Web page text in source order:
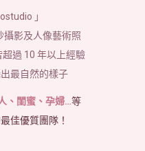
」
攝影及人像藝術照
過 10 年以上經驗
最自然的樣子
、閨蜜、孕婦…等
佳優質團隊！